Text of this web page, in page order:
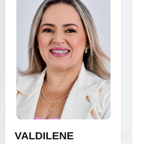
VALDILENE